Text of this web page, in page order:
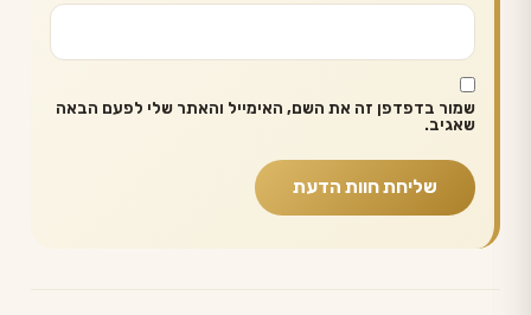
שמור בדפדפן זה את השם, האימייל והאתר שלי לפעם הבאה
שאגיב.